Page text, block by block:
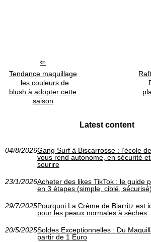
Tendance maquillage
: les couleurs de
blush à adopter cette
saison
Latest content
04/8/2026Gang Surf à Biscarrosse : l’école
vous rend autonome, en sécurité
sourire
23/1/2026Acheter des likes TikTok : le guide
en 3 étapes (simple, ciblé, sécurisé)
29/7/2025Pourquoi La Crème de Biarritz est
pour les peaux normales à sèches
20/5/2025Soldes Exceptionnelles : Du
partir de 1 Euro